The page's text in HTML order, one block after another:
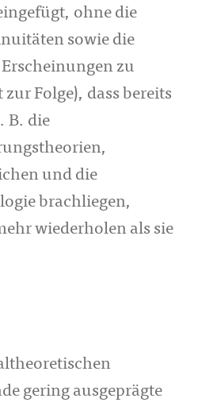
ohne die
sowie die
zu
Folge), dass bereits
B. die
und die
brachliegen,
wiederholen als sie
gering ausgeprägte